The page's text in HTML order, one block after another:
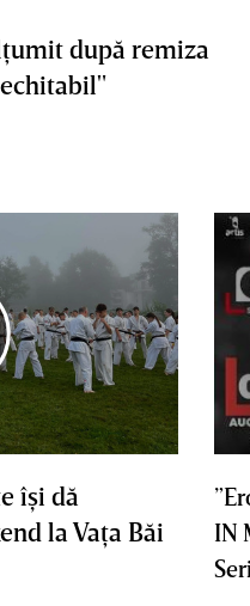
după remiza
îşi dă
la Vaţa Băi
IN